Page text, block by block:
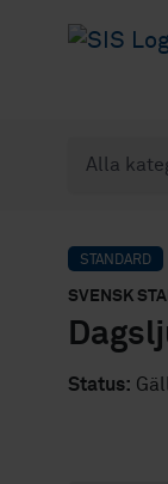
STANDARD
SVENSK
Status: